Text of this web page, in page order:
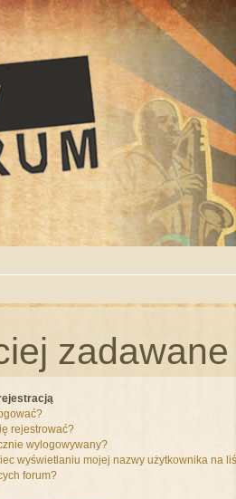
rejestrować?
wylogowywany?
wyświetlaniu mojej nazwy użytkownika na
forum?